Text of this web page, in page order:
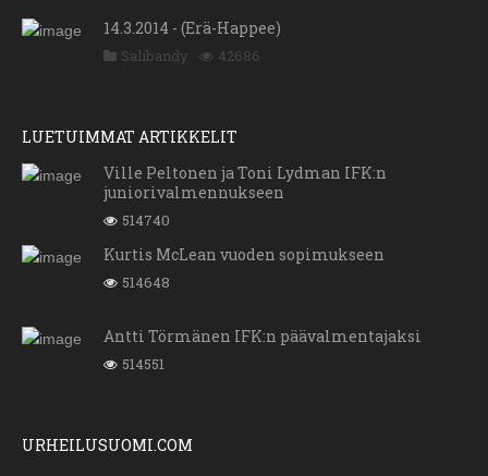
14.3.2014 - (Erä-Happee)
Salibandy 42686
LUETUIMMAT ARTIKKELIT
Ville Peltonen ja Toni Lydman IFK:n
juniorivalmennukseen
514740
Kurtis McLean vuoden sopimukseen
514648
Antti Törmänen IFK:n päävalmentajaksi
514551
URHEILUSUOMI.COM